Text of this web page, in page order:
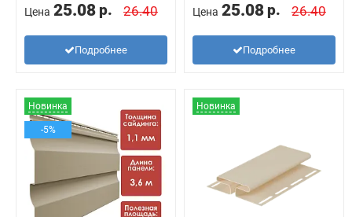
Цена 25.08 р. 26.40
Подробнее
Цена 25.08 р. 26.40
Подробнее
Новинка
-5%
Новинка